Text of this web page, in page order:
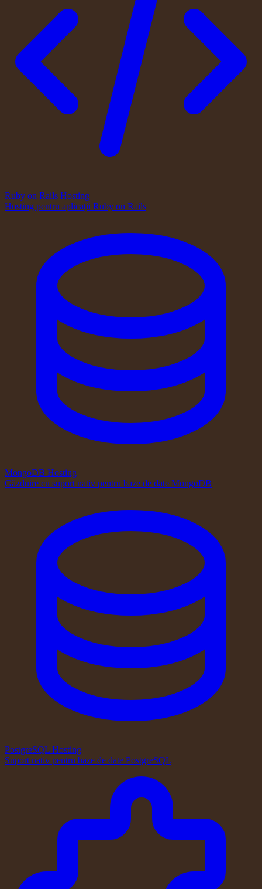
Ruby on Rails Hosting
Hosting pentru aplicații Ruby on Rails
MongoDB Hosting
Găzduire cu suport nativ pentru baze de date MongoDB
PostgreSQL Hosting
Suport nativ pentru baze de date PostgreSQL